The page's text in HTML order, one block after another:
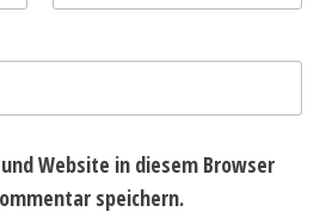
Website in diesem Browser
speichern.